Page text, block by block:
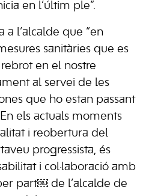
en l’últim ple”.
a l’alcalde que “en
sanitàries que es
en el nostre
al servei de les
que ho estan passant
els actuals moments
i reobertura del
progressista, és
i col·laboració amb
part￼ de l’alcalde de